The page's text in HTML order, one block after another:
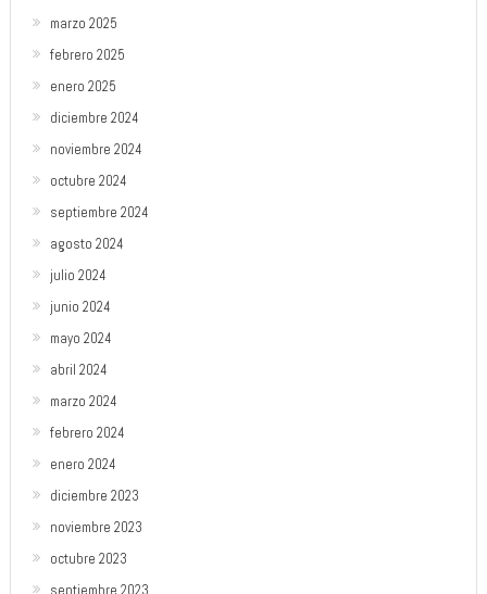
marzo 2025
febrero 2025
enero 2025
diciembre 2024
noviembre 2024
octubre 2024
septiembre 2024
agosto 2024
julio 2024
junio 2024
mayo 2024
abril 2024
marzo 2024
febrero 2024
enero 2024
diciembre 2023
noviembre 2023
octubre 2023
septiembre 2023